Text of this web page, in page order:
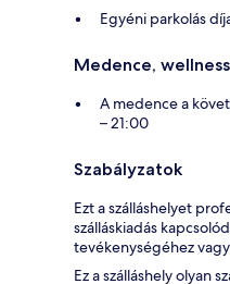
Egyéni parkolás
Medence,
A medence a
– 21:00
Szabályzatok
Ezt a szálláshelyet
szálláskiadás
tevékenységéhez
Ez a szálláshely olyan